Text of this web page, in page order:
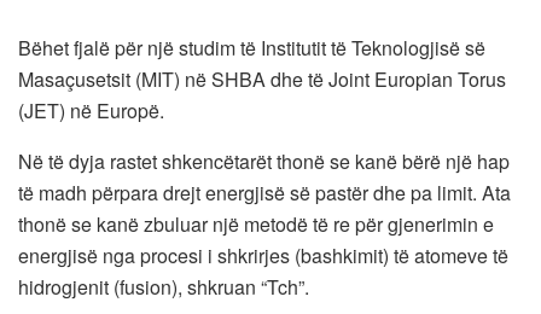
Bëhet fjalë për një studim të Institutit të Teknologjisë së
Masaçusetsit (MIT) në SHBA dhe të Joint Europian Torus
(JET) në Europë.
Në të dyja rastet shkencëtarët thonë se kanë bërë një hap
të madh përpara drejt energjisë së pastër dhe pa limit. Ata
thonë se kanë zbuluar një metodë të re për gjenerimin e
energjisë nga procesi i shkrirjes (bashkimit) të atomeve të
hidrogjenit (fusion), shkruan “Tch”.